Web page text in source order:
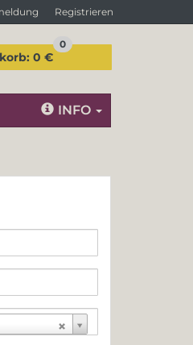
Registrieren
0 €
0
INFO